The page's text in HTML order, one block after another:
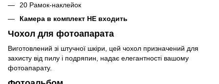
20 Рамок-наклейок
Камера в комплект НЕ входить
Чохол для фотоапарата
Виготовлений зі штучної шкіри, цей чохол призначений для
захисту від пилу і подряпин, надає елегантності вашому
фотоапарату.